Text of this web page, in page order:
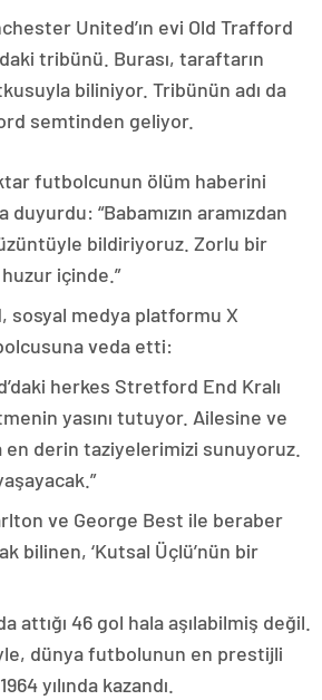
United’ın evi Old Trafford
tribünü. Burası, taraftarın
biliniyor. Tribünün adı da
semtinden geliyor.
futbolcunun ölüm haberini
duyurdu: “Babamızın aramızdan
üzüntüyle bildiriyoruz. Zorlu bir
içinde.”
sosyal medya platformu X
veda etti:
herkes Stretford End Kralı
yasını tutuyor. Ailesine ve
en derin taziyelerimizi sunuyoruz.
ve George Best ile beraber
bilinen, ‘Kutsal Üçlü’nün bir
attığı 46 gol hala aşılabilmiş değil.
dünya futbolunun en prestijli
yılında kazandı.